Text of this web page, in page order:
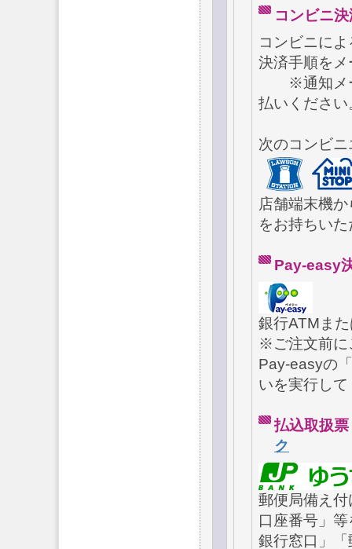
コンビ
コンビニに
決済手順を
※通知メー
払いください
次のコンビ
店舗端末機
をお持ちい
Pay-
銀行ATMま
※ご注文前に
Pay-easyの
いを実行し
払込取扱
ク
郵便局備え
口座番号」
銀行窓口」